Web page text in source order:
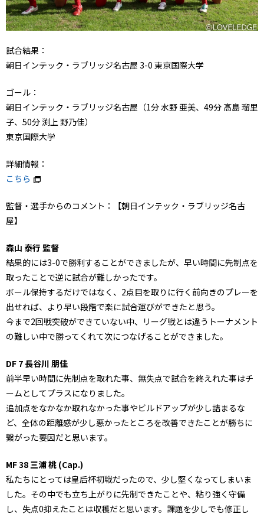
試合結果：
朝日インテック・ラブリッジ名古屋 3-0 東京国際大学
ゴール：
朝日インテック・ラブリッジ名古屋（1分 水野 亜美、49分 髙島 瑠里
子、50分 渕上 野乃佳）
東京国際大学
詳細情報：
こちら
監督・選手からのコメント：【朝日インテック・ラブリッジ名古
屋】
森山 泰行 監督
結果的には3-0で勝利することができましたが、早い時間に先制点を
取ったことで逆に試合が難しかったです。
ボール保持するだけではなく、2点目を取りに行く前向きのプレーを
出せれば、より早い段階で楽に試合運びができたと思う。
今まで2回戦突破ができていない中、リーグ戦とは違うトーナメント
の難しい中で勝ってくれて次につなげることができました。
DF 7 長谷川 朋佳
前半早い時間に先制点を取れた事、無失点で試合を終えれた事はチ
ームとしてプラスになりました。
追加点をなかなか取れなかった事やビルドアップが少し詰まるな
ど、全体の距離感が少し悪かったところを改善できたことが勝ちに
繋がった要因だと思います。
MF 38 三浦 桃 (Cap.)
私たちにとっては皇后杯初戦だったので、少し堅くなってしまいま
した。その中でも立ち上がりに先制できたことや、粘り強く守備
し、失点0抑えたことは収穫だと思います。課題を少しでも修正し